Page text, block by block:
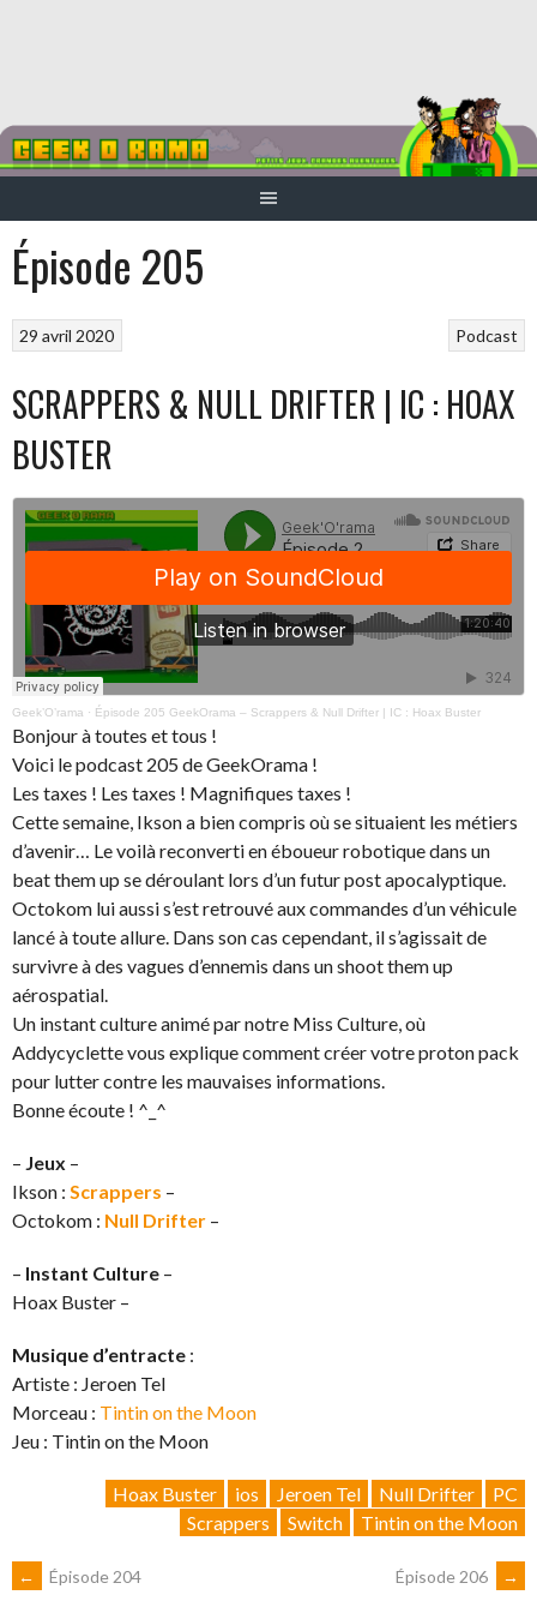
Épisode 205
Podcast
29 avril 2020
SCRAPPERS & NULL DRIFTER | IC : HOAX
BUSTER
Geek’O’rama · Épisode 205 GeekOrama – Scrappers & Null Drifter | IC : Hoax Buster
Bonjour à toutes et tous !
Voici le podcast 205 de GeekOrama !
Les taxes ! Les taxes ! Magnifiques taxes !
Cette semaine, Ikson a bien compris où se situaient les métiers
d’avenir… Le voilà reconverti en éboueur robotique dans un
beat them up se déroulant lors d’un futur post apocalyptique.
Octokom lui aussi s’est retrouvé aux commandes d’un véhicule
lancé à toute allure. Dans son cas cependant, il s’agissait de
survivre à des vagues d’ennemis dans un shoot them up
aérospatial.
Un instant culture animé par notre Miss Culture, où
Addycyclette vous explique comment créer votre proton pack
pour lutter contre les mauvaises informations.
Bonne écoute ! ^_^
– Jeux –
Ikson : Scrappers –
Octokom : Null Drifter –
– Instant Culture –
Hoax Buster –
Musique d’entracte :
Artiste : Jeroen Tel
Morceau : Tintin on the Moon
Jeu : Tintin on the Moon
Hoax Buster ios Jeroen Tel Null Drifter
PC
Scrappers
Switch Tintin on the Moon
NAVIGATION
← Épisode 204 Épisode 206 →